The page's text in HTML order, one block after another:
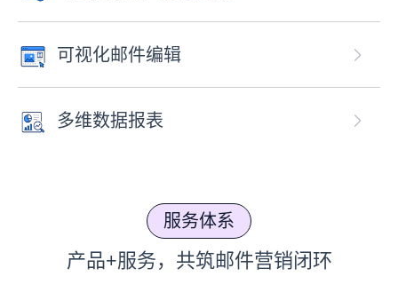
可视化邮件编辑
多维数据报表
服务体系
产品+服务，共筑邮件营销闭环